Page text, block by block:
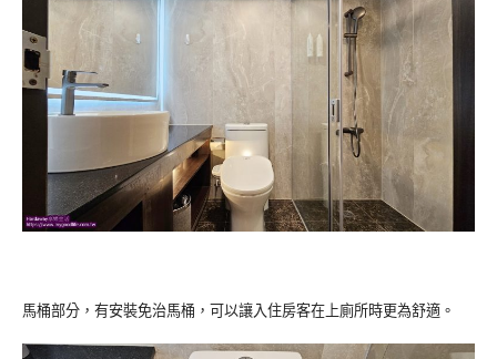
馬桶部分，有安裝免治馬桶，可以讓入住房客在上廁所時更為舒適。